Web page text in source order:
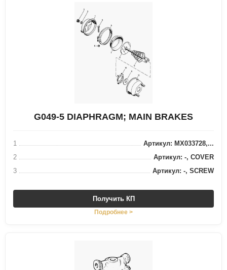
G049-5 DIAPHRAGM; MAIN BRAKES
1
Артикул: MX033728,...
2
Артикул: -, COVER
3
Артикул: -, SCREW
Получить КП
Подробнее >